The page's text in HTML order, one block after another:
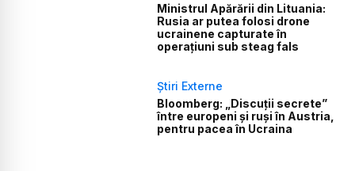
Ministrul Apărării din Lituania:
Rusia ar putea folosi drone
ucrainene capturate în
operațiuni sub steag fals
Știri Externe
Bloomberg: „Discuții secrete”
între europeni și ruși în Austria,
pentru pacea în Ucraina